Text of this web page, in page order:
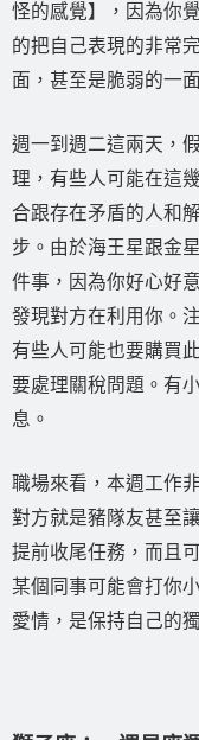
怪的感覺】，因為你
的把自己表現的非常
面，甚至是脆弱的一
週一到週二這兩天，
理，有些人可能在這
合跟存在矛盾的人和
步。由於海王星跟金
件事，因為你好心好
發現對方在利用你。
有些人可能也要購買
要處理關稅問題。有
息。
職場來看，本週工作
對方就是豬隊友甚至
提前收尾任務，而且
某個同事可能會打你
愛情，是保持自己的